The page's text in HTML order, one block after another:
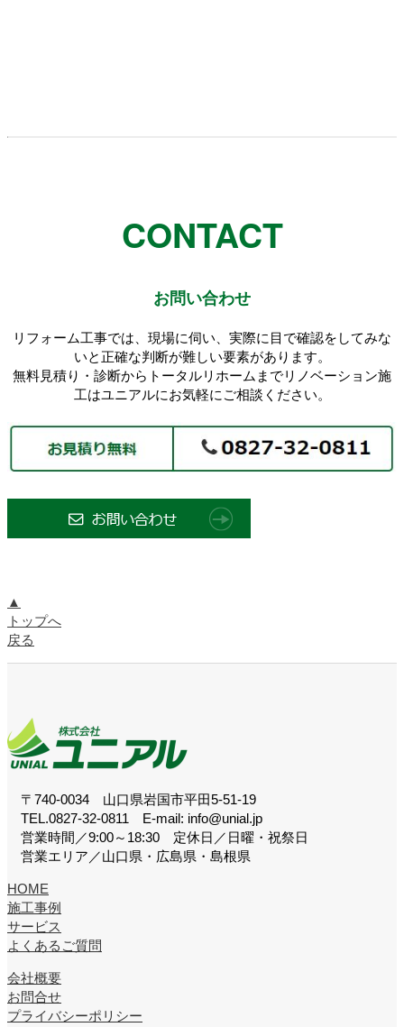
CONTACT
お問い合わせ
リフォーム工事では、現場に伺い、実際に目で確認をしてみな
いと正確な判断が難しい要素があります。
無料見積り・診断からトータルリホームまでリノベーション施
工はユニアルにお気軽にご相談ください。
▲
トップへ
戻る
〒740-0034 山口県岩国市平田5-51-19
TEL.0827-32-0811 E-mail: info@unial.jp
営業時間／9:00～18:30 定休日／日曜・祝祭日
営業エリア／山口県・広島県・島根県
HOME
施工事例
サービス
よくあるご質問
会社概要
お問合せ
プライバシーポリシー